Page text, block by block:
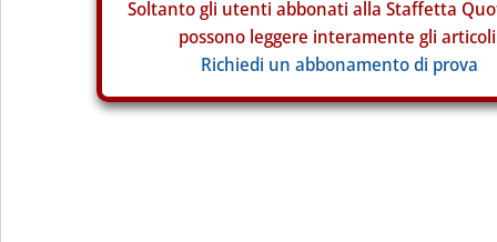
Soltanto gli utenti abbonati alla Staffetta
possono leggere interamente gli
Richiedi un abbonamento di prova